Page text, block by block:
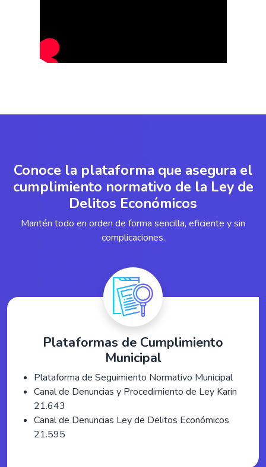
Conoce la plataforma que asegura el
cumplimiento normativo de la Ley de
Delitos Económicos
Mantén todo en orden de forma sencilla, eficiente y sin
complicaciones.
Plataformas de Cumplimiento
Municipal
Plataforma de Seguimiento Normativo Municipal
Canal de Denuncias y Procedimiento de Ley Karin
21.643
Canal de Denuncias Ley de Delitos Económicos
21.595